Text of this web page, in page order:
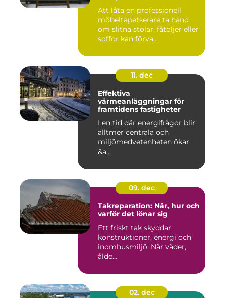
Att låta en professionell
möbeltapetserare ta hand
om slitna stolar, fåtöljer eller
soffor kan förva...
11. dec
Effektiva
värmeanläggningar för
framtidens fastigheter
I en tid där energifrågor blir
alltmer centrala och
miljömedvetenheten ökar,
&a...
09. dec
Takreparation: När, hur och
varför det lönar sig
Ett friskt tak skyddar
konstruktioner, energi och
inomhusmiljö. När väder,
ålde...
02. dec